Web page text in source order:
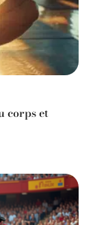
corps et